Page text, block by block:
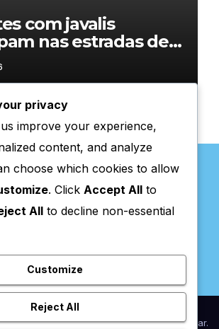
com javalis
nas estradas de
Online
WordPress|Theme:NewsupbyThemeansar.
privacy
improve your experience,
content, and analyze
choose which cookies to allow
. Click Accept All to
All to decline non-essential
Customize
Reject All